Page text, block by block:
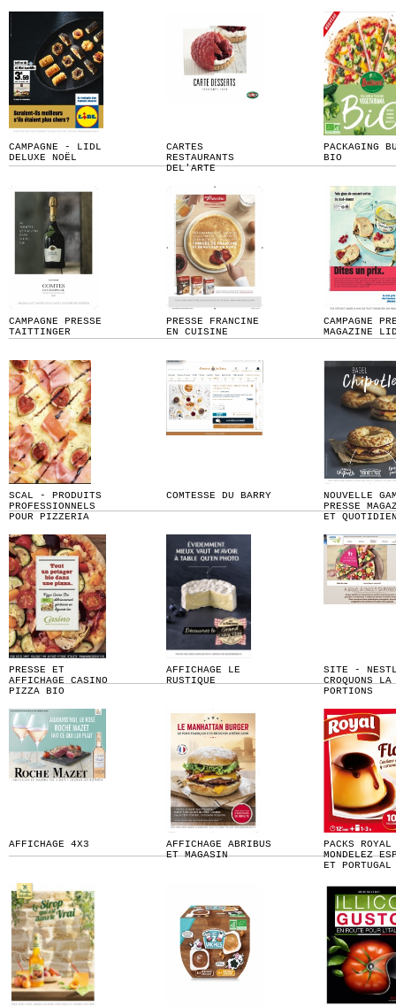
CAMPAGNE - LIDL
DELUXE NOËL
CARTES
RESTAURANTS
DEL'ARTE
PACKAGING
BIO
CAMPAGNE PRESSE
TAITTINGER
PRESSE FRANCINE
EN CUISINE
CAMPAGNE
MAGAZINE
SCAL - PRODUITS
PROFESSIONNELS
POUR PIZZERIA
COMTESSE DU BARRY
NOUVELLE
PRESSE
ET
PRESSE ET
AFFICHAGE CASINO
PIZZA BIO
AFFICHAGE LE
RUSTIQUE
SITE -
CROQUONS
PORTIONS
AFFICHAGE 4X3
AFFICHAGE ABRIBUS
ET MAGASIN
PACKS
MONDELEZ
ET PORTUGAL